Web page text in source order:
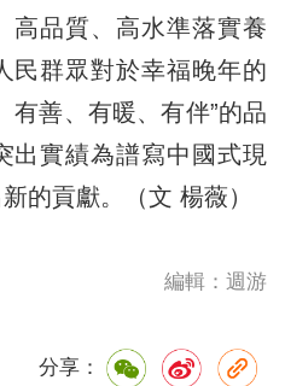
高品質、高水準落實養
民群眾對於幸福晚年的
有善、有暖、有伴”的品
出實績為譜寫中國式現
的貢獻。（文 楊薇）
編輯：週游
分享：